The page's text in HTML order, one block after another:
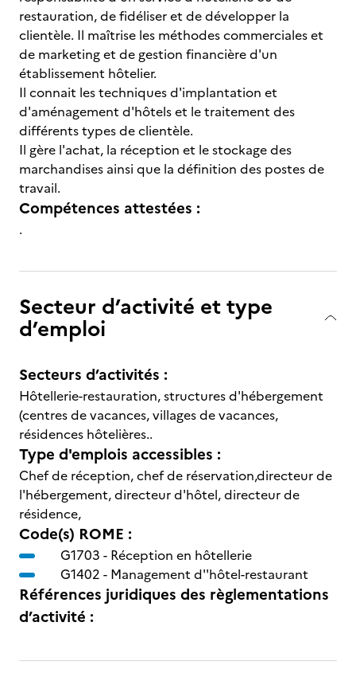
restauration, de fidéliser et de développer la
clientèle. Il maîtrise les méthodes commerciales et
de marketing et de gestion financière d'un
établissement hôtelier.
Il connait les techniques d'implantation et
d'aménagement d'hôtels et le traitement des
différents types de clientèle.
Il gère l'achat, la réception et le stockage des
marchandises ainsi que la définition des postes de
travail.
Compétences attestées :
.
Secteur d’activité et type
d’emploi
Secteurs d’activités :
Hôtellerie-restauration, structures d'hébergement
(centres de vacances, villages de vacances,
résidences hôtelières..
Type d'emplois accessibles :
Chef de réception, chef de réservation,directeur de
l'hébergement, directeur d'hôtel, directeur de
résidence,
Code(s) ROME :
G1703 - Réception en hôtellerie
G1402 - Management d''hôtel-restaurant
Références juridiques des règlementations
d’activité :